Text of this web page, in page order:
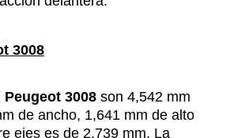
3008
3008 son 4,542 mm
de ancho, 1,641 mm de alto
ejes es de 2,739 mm. La